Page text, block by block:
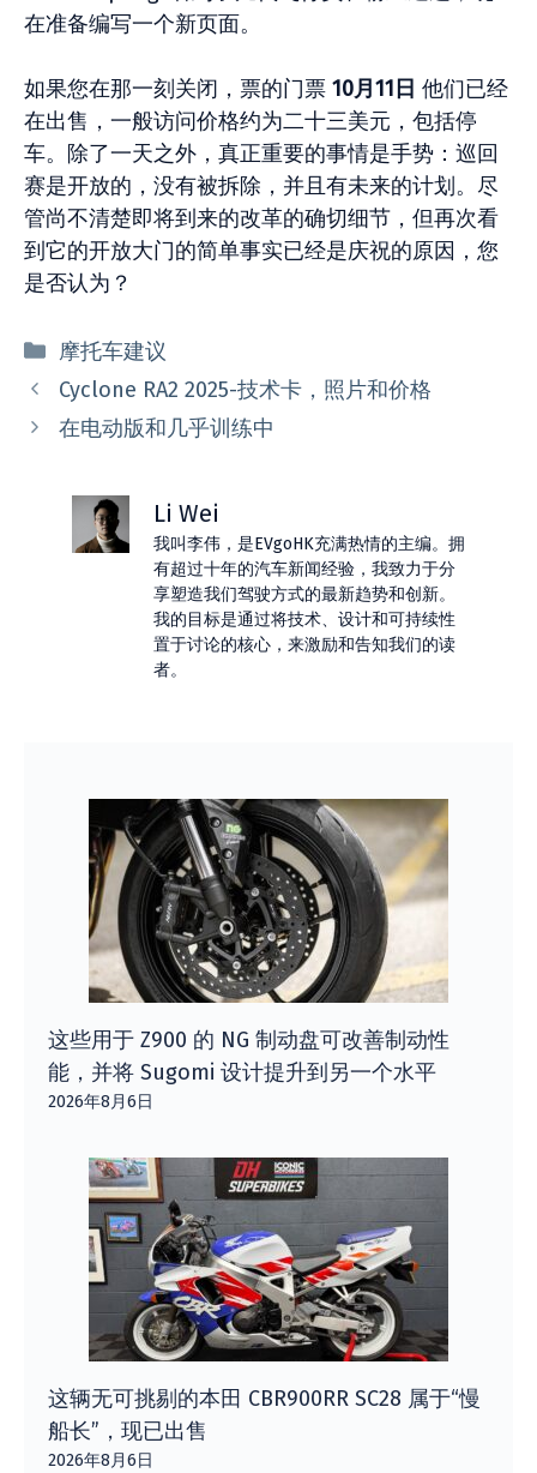
在准备编写一个新页面。
如果您在那一刻关闭，票的门票 10月11日 他们已经
在出售，一般访问价格约为二十三美元，包括停
车。除了一天之外，真正重要的事情是手势：巡回
赛是开放的，没有被拆除，并且有未来的计划。尽
管尚不清楚即将到来的改革的确切细节，但再次看
到它的开放大门的简单事实已经是庆祝的原因，您
是否认为？
分
类
摩托车建议
Cyclone RA2 2025-技术卡，照片和价格
在电动版和几乎训练中
Li Wei
我叫李伟，是EVgoHK充满热情的主编。拥
有超过十年的汽车新闻经验，我致力于分
享塑造我们驾驶方式的最新趋势和创新。
我的目标是通过将技术、设计和可持续性
置于讨论的核心，来激励和告知我们的读
者。
这些用于 Z900 的 NG 制动盘可改善制动性
能，并将 Sugomi 设计提升到另一个水平
2026年8月6日
这辆无可挑剔的本田 CBR900RR SC28 属于“慢
船长”，现已出售
2026年8月6日